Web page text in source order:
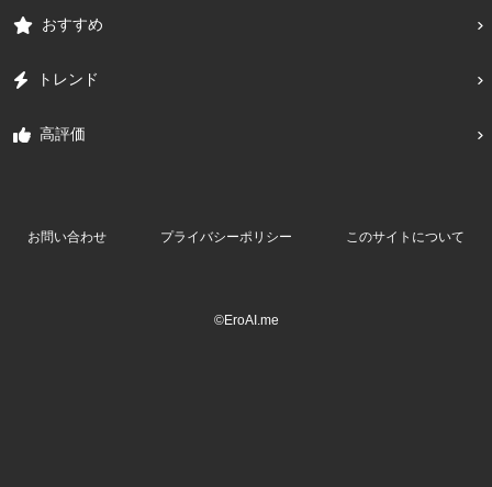
おすすめ
トレンド
高評価
お問い合わせ プライバシーポリシー このサイトについて
©EroAI.me